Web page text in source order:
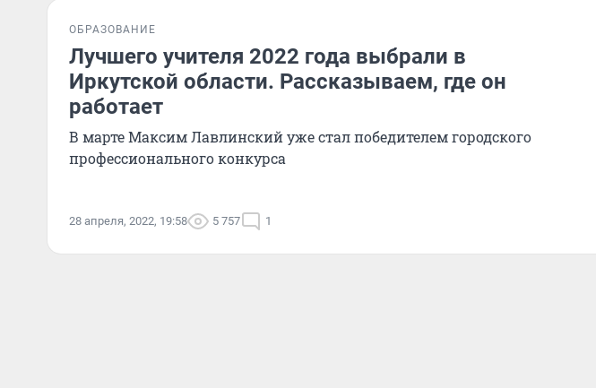
ОБРАЗОВАНИЕ
Лучшего учителя 2022 года выбрали в
Иркутской области. Рассказываем, где он
работает
В марте Максим Лавлинский уже стал победителем городского
профессионального конкурса
28 апреля, 2022, 19:58 5 757 1